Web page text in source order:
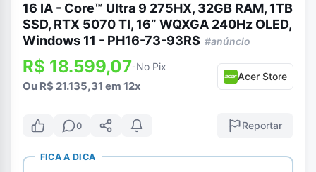
16 IA - Core™ Ultra 9 275HX, 32GB RAM, 1TB
SSD, RTX 5070 TI, 16” WQXGA 240Hz OLED,
Windows 11 - PH16-73-93RS #anúncio
R$ 18.599,07-No Pix
Ou R$ 21.135,31 em 12x
Acer Store
0 Reportar
FICA A DICA